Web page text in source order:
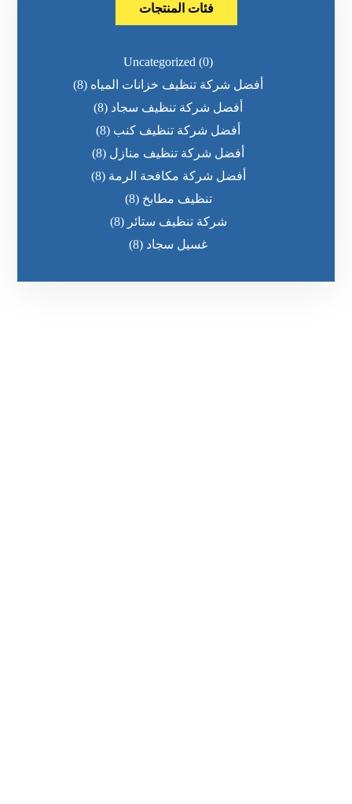
فئات المنتجات
Uncategorized (0)
أفضل شركة تنظيف خزانات المياه (8)
أفضل شركة تنظيف سجاد (8)
أفضل شركة تنظيف كنب (8)
أفضل شركة تنظيف منازل (8)
أفضل شركة مكافحة الرمة (8)
تنظيف مطابخ (8)
شركة تنظيف ستائر (8)
غسيل سجاد (8)